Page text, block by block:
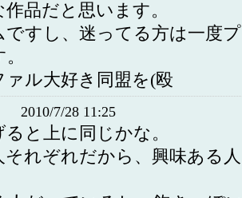
品だと思います。
ですし、迷ってる方は一度
ァル大好き同盟を(殴
2010/7/28 11:25
と上に同じかな。
それぞれだから、興味ある